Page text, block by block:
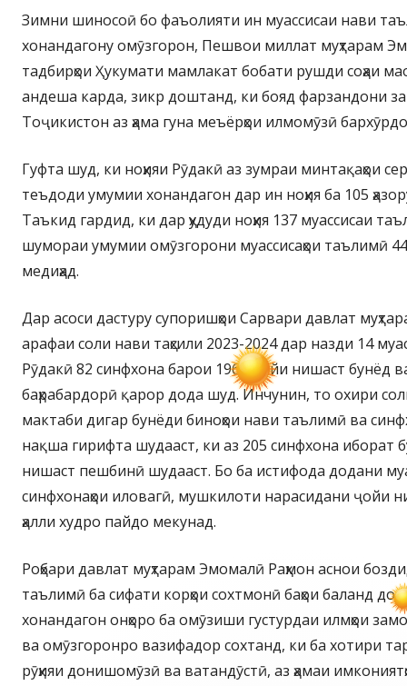
Зимни шиносоӣ бо фаъолияти ин муассисаи нави
хонандагону омӯзгорон, Пешвои миллат муҳтарам
тадбирҳои Ҳукумати мамлакат бобати рушди соҳаи
андеша карда, зикр доштанд, ки бояд фарзандони
Тоҷикистон аз ҳама гуна меъёрҳои илмомӯзӣ
Гуфта шуд, ки ноҳияи Рӯдакӣ аз зумраи минтақаҳои
теъдоди умумии хонандагон дар ин ноҳия ба 105
Таъкид гардид, ки дар ҳудуди ноҳия 137 муассисаи
шумораи умумии омӯзгорони муассисаҳои таълимӣ
медиҳад.
Дар асоси дастуру супоришҳои Сарвари давлат
арафаи соли нави таҳсили 2023-2024 дар назди 14
Рӯдакӣ 82 синфхона барои 1968 ҷойи нишаст бунёд
баҳрабардорӣ қарор дода шуд. Инчунин, то охири
мактаби дигар бунёди биноҳои нави таълимӣ ва
нақша гирифта шудааст, ки аз 205 синфхона иборат
нишаст пешбинӣ шудааст. Бо ба истифода додани
синфхонаҳои иловагӣ, мушкилоти нарасидани ҷойи
ҳалли худро пайдо мекунад.
Роҳбари давлат муҳтарам Эмомалӣ Раҳмон аснои
таълимӣ ба сифати корҳои сохтмонӣ баҳои баланд
хонандагон онҳоро ба омӯзиши густурдаи илмҳои
ва омӯзгоронро вазифадор сохтанд, ки ба хотири
рӯҳияи донишомӯзӣ ва ватандӯстӣ, аз ҳамаи